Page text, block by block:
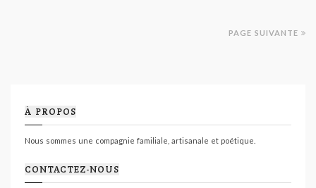
PAGE SUIVANTE
À PROPOS
Nous sommes une compagnie familiale, artisanale et poétique.
CONTACTEZ-NOUS